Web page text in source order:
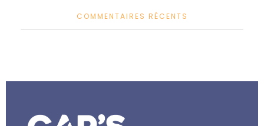
COMMENTAIRES RÉCENTS